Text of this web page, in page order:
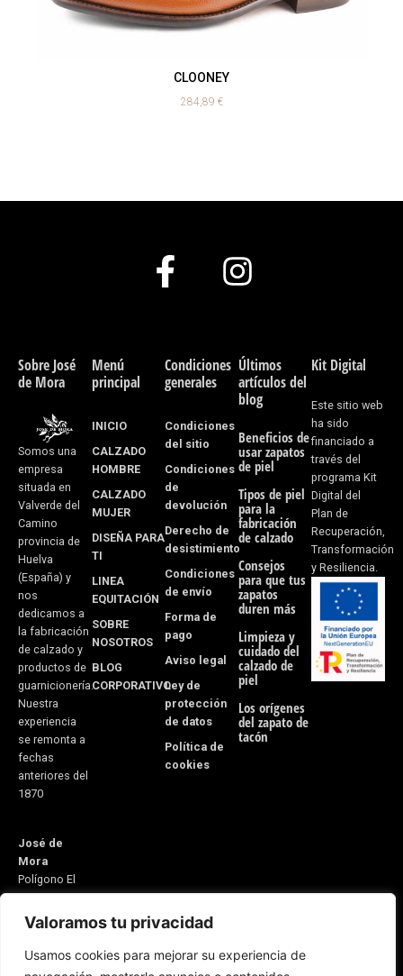
Valoramos tu privacidad
Usamos cookies para mejorar su experiencia de
CLOONEY
284,89 €
F
e
b
o
o
k
-
f
I
t
a
g
r
a
m
Sobre José
de Mora
Somos una
empresa
situada en
Valverde del
Camino
provincia de
Huelva
(España) y
nos
dedicamos a
la fabricación
de calzado y
productos de
guarnicionería.
Nuestra
experiencia
se remonta a
fechas
anteriores del
1870
José de
Mora
Polígono El
Monete Nave
31
21600
Valverde del
Menú
principal
INICIO
CALZADO
HOMBRE
CALZADO
MUJER
DISEÑA PARA
TI
LINEA
EQUITACIÓN
SOBRE
NOSOTROS
BLOG
CORPORATIVO
Condiciones
generales
Condiciones
del sitio
Condiciones
de
devolución
Derecho de
desistimiento
Condiciones
de envío
Forma de
pago
Aviso legal
Ley de
protección
de datos
Política de
cookies
Últimos
artículos del
blog
Beneficios de
usar zapatos
de piel
Tipos de piel
para la
fabricación
de calzado
Consejos
para que tus
zapatos
duren más
Limpieza y
cuidado del
calzado de
piel
Los orígenes
del zapato de
tacón
Kit Digital
Este sitio web
ha sido
financiado a
través del
programa Kit
Digital del
Plan de
Recuperación,
Transformación
y Resiliencia.